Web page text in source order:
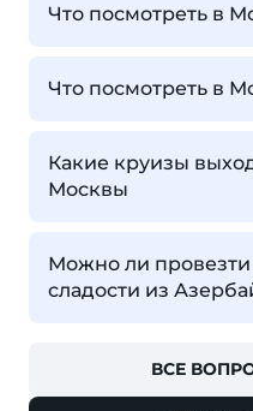
Что посмотреть в
Что посмотреть в
Какие круизы
Москвы
Можно ли
сладости из
ВСЕ